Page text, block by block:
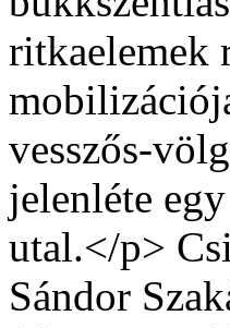
ritkaelemek
vesszős-
jelenléte
utal.</p>
Sándor